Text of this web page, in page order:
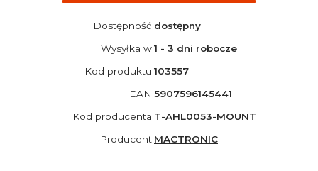
Dostępność:dostępny
Wysyłka w:1 - 3 dni robocze
Kod produktu:103557
EAN:5907596145441
Kod producenta:T-AHL0053-MOUNT
Producent:MACTRONIC